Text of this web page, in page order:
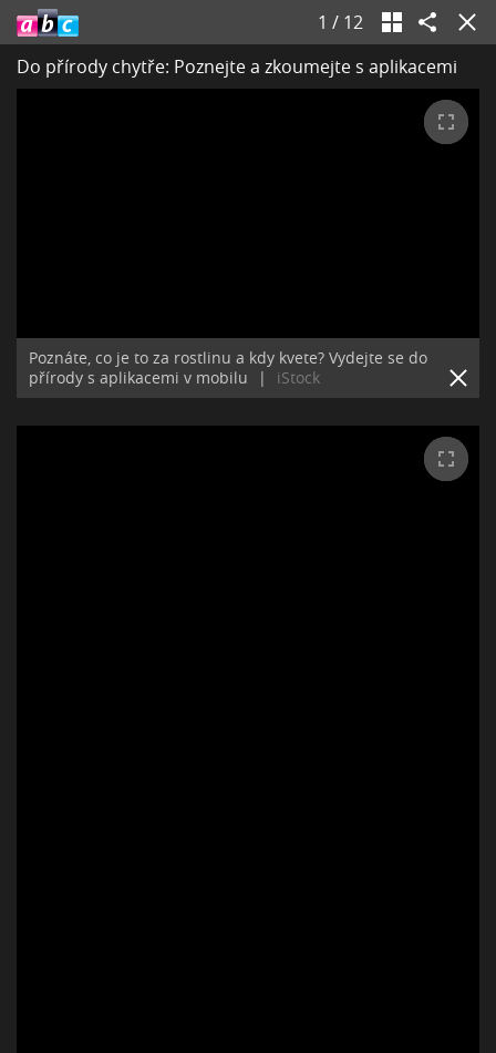
1 / 12
Do přírody chytře: Poznejte a zkoumejte s aplikacemi
Poznáte, co je to za rostlinu a kdy kvete? Vydejte se do
přírody s aplikacemi v mobilu
| iStock